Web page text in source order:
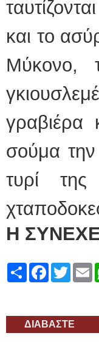
και το
Μύκονο,
γραβιέρα
σούμα
τυρί
Η
ShareFacebook
Twitter
ΔΙΑΒΑΣΤΕ